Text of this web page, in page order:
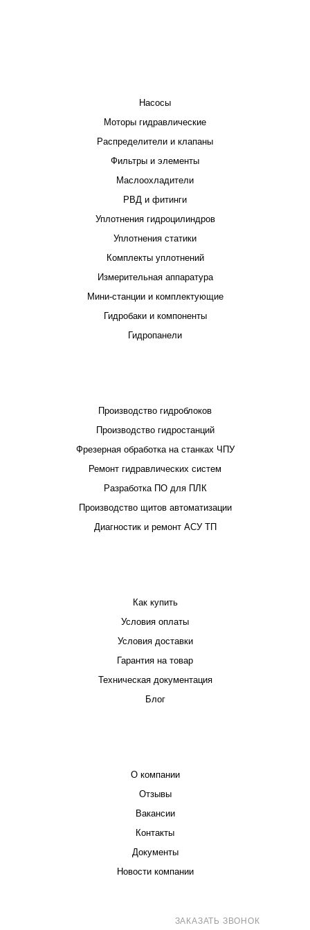
Насосы
Моторы гидравлические
Распределители и клапаны
Фильтры и элементы
Маслоохладители
РВД и фитинги
Уплотнения гидроцилиндров
Уплотнения статики
Комплекты уплотнений
Измерительная аппаратура
Мини-станции и комплектующие
Гидробаки и компоненты
Гидропанели
Производство гидроблоков
Производство гидростанций
Фрезерная обработка на станках ЧПУ
Ремонт гидравлических систем
Разработка ПО для ПЛК
Производство щитов автоматизации
Диагностик и ремонт АСУ ТП
Как купить
Условия оплаты
Условия доставки
Гарантия на товар
Техническая документация
Блог
О компании
Отзывы
Вакансии
Контакты
Документы
Новости компании
ЗАКАЗАТЬ ЗВОНОК